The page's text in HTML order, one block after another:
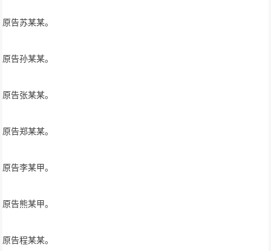
原告苏某某。
原告孙某某。
原告张某某。
原告郑某某。
原告李某甲。
原告熊某甲。
原告程某某。